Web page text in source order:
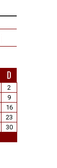
D
2
9
16
23
30